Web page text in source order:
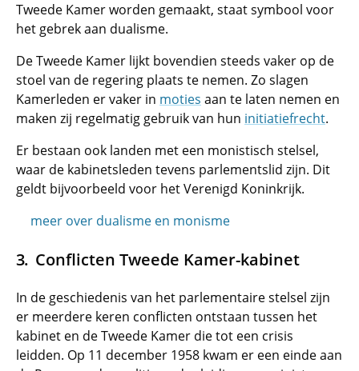
Tweede Kamer worden gemaakt, staat symbool voor
het gebrek aan dualisme.
De Tweede Kamer lijkt bovendien steeds vaker op de
stoel van de regering plaats te nemen. Zo slagen
Kamerleden er vaker in moties aan te laten nemen en
maken zij regelmatig gebruik van hun initiatiefrecht.
Er bestaan ook landen met een monistisch stelsel,
waar de kabinetsleden tevens parlementslid zijn. Dit
geldt bijvoorbeeld voor het Verenigd Koninkrijk.
meer over dualisme en monisme
Conflicten Tweede Kamer-kabinet
In de geschiedenis van het parlementaire stelsel zijn
er meerdere keren conflicten ontstaan tussen het
kabinet en de Tweede Kamer die tot een crisis
leidden. Op 11 december 1958 kwam er een einde aan